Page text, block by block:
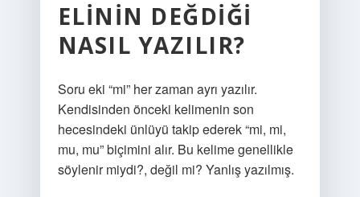
ELININ DEĞDIĞI
NASIL YAZILIR?
Soru eki “mi” her zaman ayrı yazılır.
Kendisinden önceki kelimenin son
hecesindeki ünlüyü takip ederek “mi, mi,
mu, mu” biçimini alır. Bu kelime genellikle
söylenir miydi?, değil mi? Yanlış yazılmış.